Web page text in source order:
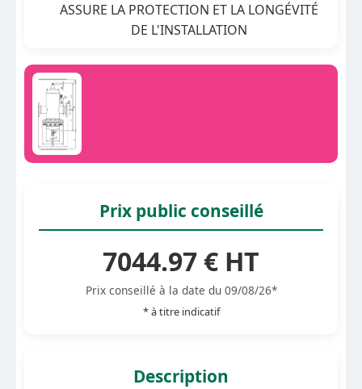
ASSURE LA PROTECTION ET LA LONGÉVITÉ
DE L'INSTALLATION
Prix public conseillé
7044.97 € HT
Prix conseillé à la date du 09/08/26*
* à titre indicatif
Description